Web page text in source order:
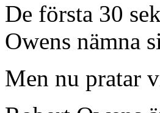
De första 30
Owens nämna
Men nu pratar